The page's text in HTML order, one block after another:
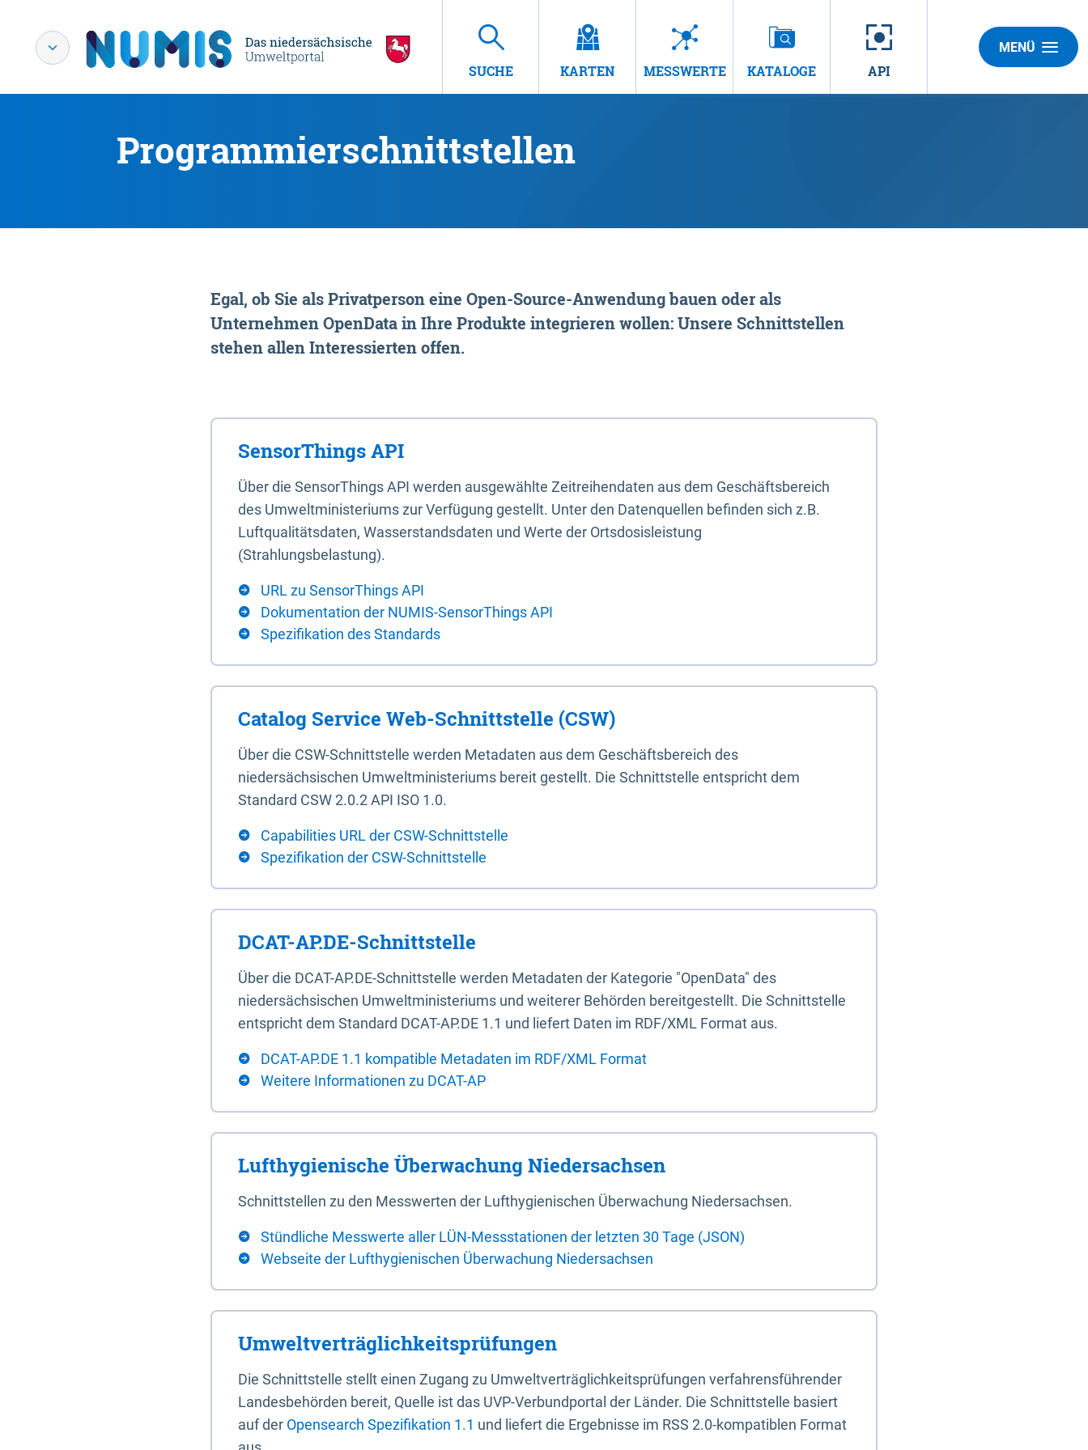
SUCHE KARTEN MESSWERTE KATALOGE API
MENÜ
Programmierschnittstellen
Egal, ob Sie als Privatperson eine Open-Source-Anwendung bauen oder als
Unternehmen OpenData in Ihre Produkte integrieren wollen: Unsere Schnittstellen
stehen allen Interessierten offen.
SensorThings API
Über die SensorThings API werden ausgewählte Zeitreihendaten aus dem Geschäftsbereich
des Umweltministeriums zur Verfügung gestellt. Unter den Datenquellen befinden sich z.B.
Luftqualitätsdaten, Wasserstandsdaten und Werte der Ortsdosisleistung
(Strahlungsbelastung).
URL zu SensorThings API
Dokumentation der NUMIS-SensorThings API
Spezifikation des Standards
Catalog Service Web-Schnittstelle (CSW)
Über die CSW-Schnittstelle werden Metadaten aus dem Geschäftsbereich des
niedersächsischen Umweltministeriums bereit gestellt. Die Schnittstelle entspricht dem
Standard CSW 2.0.2 API ISO 1.0.
Capabilities URL der CSW-Schnittstelle
Spezifikation der CSW-Schnittstelle
DCAT-AP.DE-Schnittstelle
Über die DCAT-AP.DE-Schnittstelle werden Metadaten der Kategorie "OpenData" des
niedersächsischen Umweltministeriums und weiterer Behörden bereitgestellt. Die Schnittstelle
entspricht dem Standard DCAT-AP.DE 1.1 und liefert Daten im RDF/XML Format aus.
DCAT-AP.DE 1.1 kompatible Metadaten im RDF/XML Format
Weitere Informationen zu DCAT-AP
Lufthygienische Überwachung Niedersachsen
Schnittstellen zu den Messwerten der Lufthygienischen Überwachung Niedersachsen.
Stündliche Messwerte aller LÜN-Messstationen der letzten 30 Tage (JSON)
Webseite der Lufthygienischen Überwachung Niedersachsen
Umweltverträglichkeitsprüfungen
Die Schnittstelle stellt einen Zugang zu Umweltverträglichkeitsprüfungen verfahrensführender
Landesbehörden bereit, Quelle ist das UVP-Verbundportal der Länder. Die Schnittstelle basiert
auf der Opensearch Spezifikation 1.1 und liefert die Ergebnisse im RSS 2.0-kompatiblen Format